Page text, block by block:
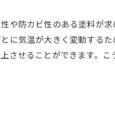
や防カビ性のある塗料が求
に気温が大きく変動する
させることができます。こ